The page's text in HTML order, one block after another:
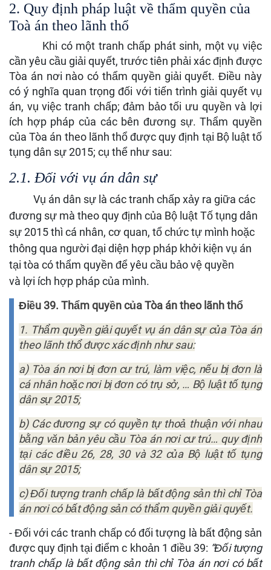
2. Quy định pháp luật về thẩm quyền của
Toà án theo lãnh thổ
Khi có một tranh chấp phát sinh, một vụ việc
cần yêu cầu giải quyết, trước tiên phải xác định được
Tòa án nơi nào có thẩm quyền giải quyết. Điều này
có ý nghĩa quan trọng đối với tiến trình giải quyết vụ
án, vụ việc tranh chấp; đảm bảo tối ưu quyền và lợi
ích hợp pháp của các bên đương sự. Thẩm quyền
của Tòa án theo lãnh thổ được quy định tại Bộ luật tố
tụng dân sự 2015; cụ thể như sau:
2.1. Đối với vụ án dân sự
Vụ án dân sự là các tranh chấp xảy ra giữa các
đương sự mà theo quy định của Bộ luật Tố tụng dân
sự 2015 thì cá nhân, cơ quan, tổ chức tự mình hoặc
thông qua người đại diện hợp pháp khởi kiện vụ án
tại tòa có thẩm quyền để yêu cầu bảo vệ quyền
và lợi ích hợp pháp của mình.
Điều 39. Thẩm quyền của Tòa án theo lãnh thổ
1. Thẩm quyền giải quyết vụ án dân sự của Tòa án
theo lãnh thổ được xác định như sau:
a) Tòa án nơi bị đơn cư trú, làm việc, nếu bị đơn là
cá nhân hoặc nơi bị đơn có trụ sở, … Bộ luật tố tụng
dân sự 2015;
b) Các đương sự có quyền tự thoả thuận với nhau
bằng văn bản yêu cầu Tòa án nơi cư trú… quy định
tại các điều 26, 28, 30 và 32 của Bộ luật tố tụng
dân sự 2015;
c) Đối tượng tranh chấp là bất động sản thì chỉ Tòa
án nơi có bất động sản có thẩm quyền giải quyết.
- Đối với các tranh chấp có đối tượng là bất động sản
được quy định tại điểm c khoản 1 điều 39: “Đối tượng
tranh chấp là bất động sản thì chỉ Tòa án nơi có bất